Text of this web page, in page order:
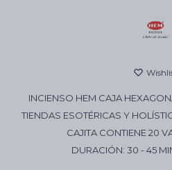
INCIENSO HEM CAJA
TIENDAS ESOTÉRICAS Y
CAJITA CONTIENE 20
DURACIÓN: 30 - 45
Aromatizantes de
Artículos Esotéricos